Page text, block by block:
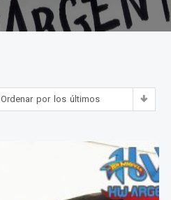
Ordenar por los últimos